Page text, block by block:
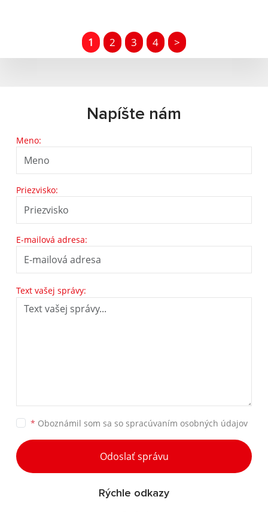
1 2 3 4 >
Napíšte nám
Meno:
Priezvisko:
E-mailová adresa:
Text vašej správy:
* Oboznámil som sa so spracúvaním osobných údajov
Odoslať správu
Rýchle odkazy